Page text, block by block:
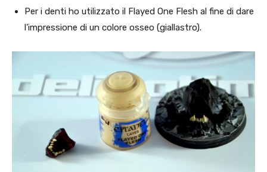
Per i denti ho utilizzato il Flayed One Flesh al fine di dare
l’impressione di un colore osseo (giallastro).